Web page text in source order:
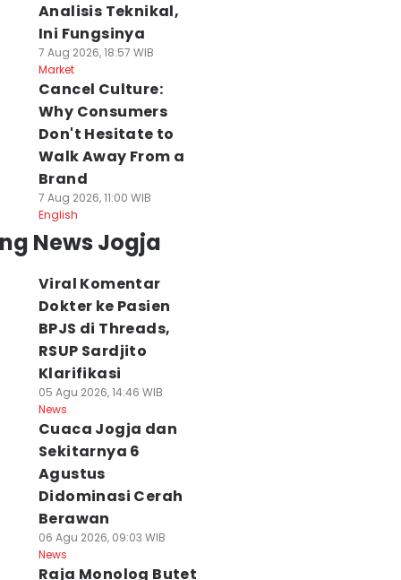
Analisis Teknikal,
Ini Fungsinya
7 Aug 2026, 18:57 WIB
Market
Cancel Culture:
Why Consumers
Don't Hesitate to
Walk Away From a
Brand
7 Aug 2026, 11:00 WIB
English
News Jogja
Viral Komentar
Dokter ke Pasien
BPJS di Threads,
RSUP Sardjito
Klarifikasi
05 Agu 2026, 14:46 WIB
News
Cuaca Jogja dan
Sekitarnya 6
Agustus
Didominasi Cerah
Berawan
06 Agu 2026, 09:03 WIB
News
Raja Monolog Butet